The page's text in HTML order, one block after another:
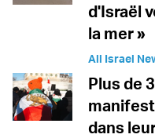
d'Israël
la mer »
All Israel
Plus de
dans